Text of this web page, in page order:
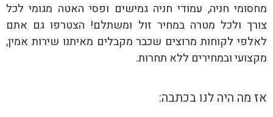
מחסומי חניה, עמודי חניה גמישים ופסי האטה מגומי לכל
צורך ולכל מטרה במחיר זול ומשתלם! הצטרפו גם אתם
לאלפי לקוחות מרוצים שכבר מקבלים מאיתנו שירות אמין,
מקצועי ובמחירים ללא תחרות.
אז מה היה לנו בכתבה: